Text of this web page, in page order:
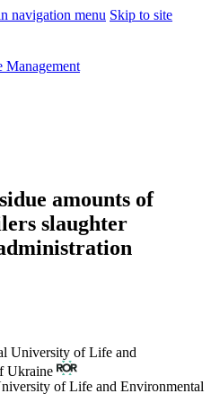
navigation menu Skip to site
Management
amounts of
slaughter
University of Life and
Ukraine
of Life and Environmental